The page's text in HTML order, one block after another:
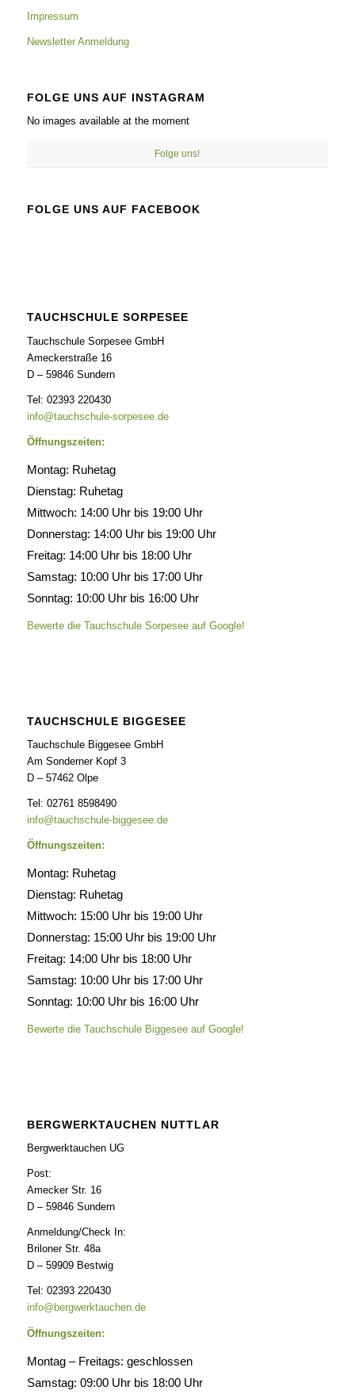
Impressum
Newsletter Anmeldung
FOLGE UNS AUF INSTAGRAM
No images available at the moment
Folge uns!
FOLGE UNS AUF FACEBOOK
TAUCHSCHULE SORPESEE
Tauchschule Sorpesee GmbH
Ameckerstraße 16
D – 59846 Sundern
Tel: 02393 220430
info@tauchschule-sorpesee.de
Öffnungszeiten:
Montag: Ruhetag
Dienstag: Ruhetag
Mittwoch: 14:00 Uhr bis 19:00 Uhr
Donnerstag: 14:00 Uhr bis 19:00 Uhr
Freitag: 14:00 Uhr bis 18:00 Uhr
Samstag: 10:00 Uhr bis 17:00 Uhr
Sonntag: 10:00 Uhr bis 16:00 Uhr
Bewerte die Tauchschule Sorpesee auf Google!
TAUCHSCHULE BIGGESEE
Tauchschule Biggesee GmbH
Am Sonderner Kopf 3
D – 57462 Olpe
Tel: 02761 8598490
info@tauchschule-biggesee.de
Öffnungszeiten:
Montag: Ruhetag
Dienstag: Ruhetag
Mittwoch: 15:00 Uhr bis 19:00 Uhr
Donnerstag: 15:00 Uhr bis 19:00 Uhr
Freitag: 14:00 Uhr bis 18:00 Uhr
Samstag: 10:00 Uhr bis 17:00 Uhr
Sonntag: 10:00 Uhr bis 16:00 Uhr
Bewerte die Tauchschule Biggesee auf Google!
BERGWERKTAUCHEN NUTTLAR
Bergwerktauchen UG
Post:
Amecker Str. 16
D – 59846 Sundern
Anmeldung/Check In:
Briloner Str. 48a
D – 59909 Bestwig
Tel: 02393 220430
info@bergwerktauchen.de
Öffnungszeiten:
Montag – Freitags: geschlossen
Samstag: 09:00 Uhr bis 18:00 Uhr